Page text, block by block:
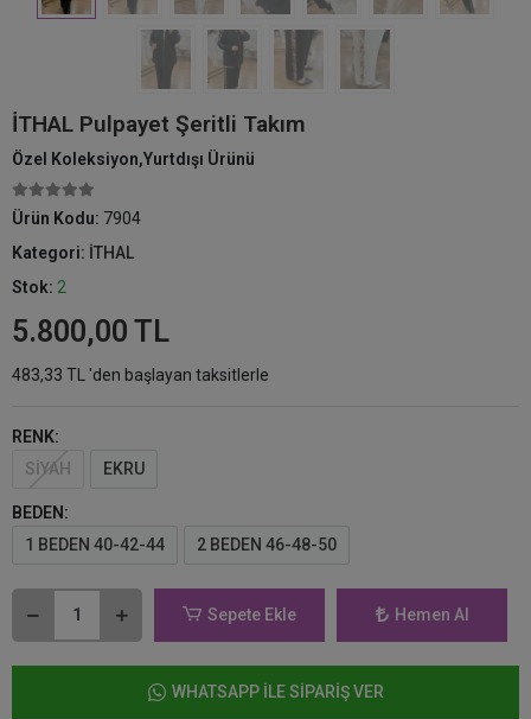
İTHAL Pulpayet Şeritli Takım
Özel Koleksiyon,Yurtdışı Ürünü
Ürün Kodu: 7904
Kategori: İTHAL
Stok: 2
5.800,00 TL
483,33 TL 'den başlayan taksitlerle
RENK:
SİYAH
EKRU
BEDEN:
1 BEDEN 40-42-44
2 BEDEN 46-48-50
Sepete Ekle Hemen Al
WHATSAPP İLE SİPARİŞ VER